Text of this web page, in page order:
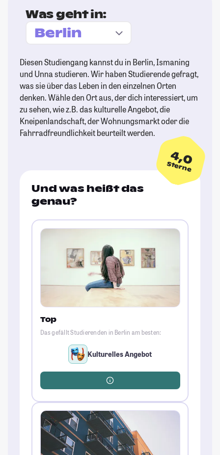
Was geht in:
Diesen Studiengang kannst du in Berlin, Ismaning
und Unna studieren. Wir haben Studierende gefragt,
was sie über das Leben in den einzelnen Orten
denken. Wähle den Ort aus, der dich interessiert, um
zu sehen, wie z.B. das kulturelle Angebot, die
Kneipenlandschaft, der Wohnungsmarkt oder die
Fahrradfreundlichkeit beurteilt werden.
4,0
Sterne
Und was heißt das
genau?
Top
Das gefällt Studierenden in Berlin am besten:
Kulturelles Angebot